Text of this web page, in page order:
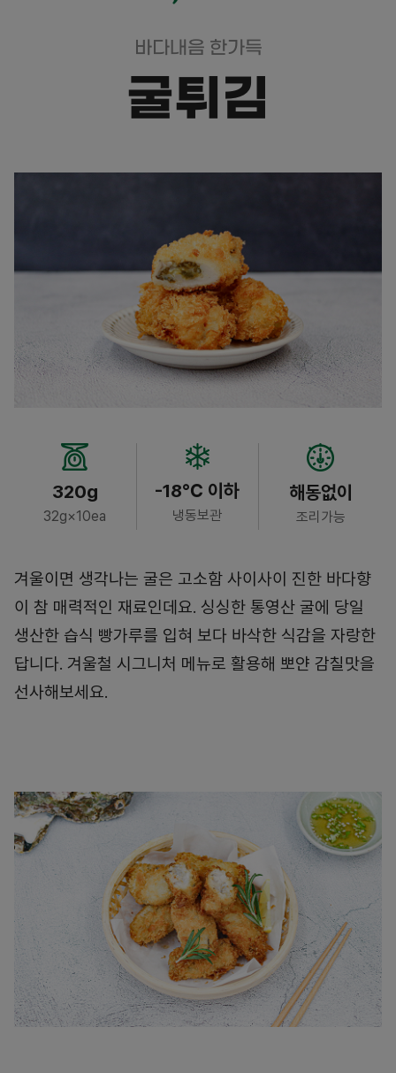
바다내음 한가득
굴튀김
320g
32g×10ea
-18℃ 이하
냉동보관
해동없이
조리가능
겨울이면 생각나는 굴은 고소함 사이사이 진한 바다향
이 참 매력적인 재료인데요. 싱싱한 통영산 굴에 당일
생산한 습식 빵가루를 입혀 보다 바삭한 식감을 자랑한
답니다. 겨울철 시그니처 메뉴로 활용해 뽀얀 감칠맛을
선사해보세요.